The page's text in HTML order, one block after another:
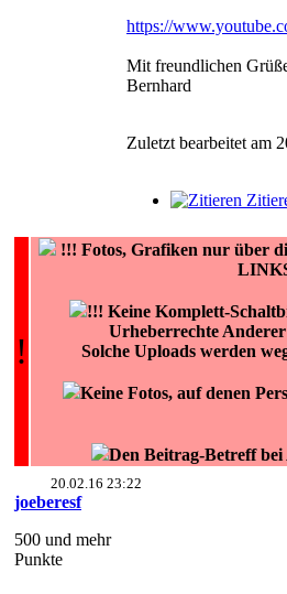
https://
Mit freundlichen
Bernhard
Zuletzt bearbeitet am
!
!!! Fotos, Grafiken nur über
!!! Keine Komplett-
Urheberrechte
Solche Uploads werden
Keine Fotos, auf denen
Den Beitrag-Betreff
20.02.16 23:22
joeberesf
500 und mehr
Punkte